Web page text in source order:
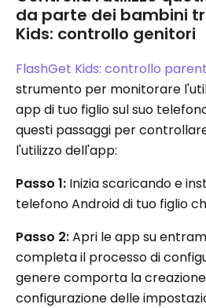
da parte dei bambini
Kids: controllo genitori
FlashGet Kids: controllo
strumento per monitorare
app di tuo figlio sul suo
questi passaggi per
l'utilizzo dell'app:
Passo 1: Inizia scaricando e
telefono Android di tuo figlio
Passo 2:Apri le app su
completa il processo di
genere comporta la
configurazione delle